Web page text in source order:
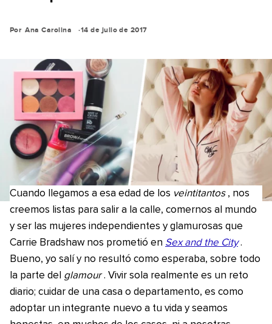
Por Ana Carolina 14 de julio de 2017
Cuando llegamos a esa edad de los veintitantos , nos
creemos listas para salir a la calle, comernos al mundo
y ser las mujeres independientes y glamurosas que
Carrie Bradshaw nos prometió en Sex and the City .
Bueno, yo salí y no resultó como esperaba, sobre todo
la parte del glamour . Vivir sola realmente es un reto
diario; cuidar de una casa o departamento, es como
adoptar un integrante nuevo a tu vida y seamos